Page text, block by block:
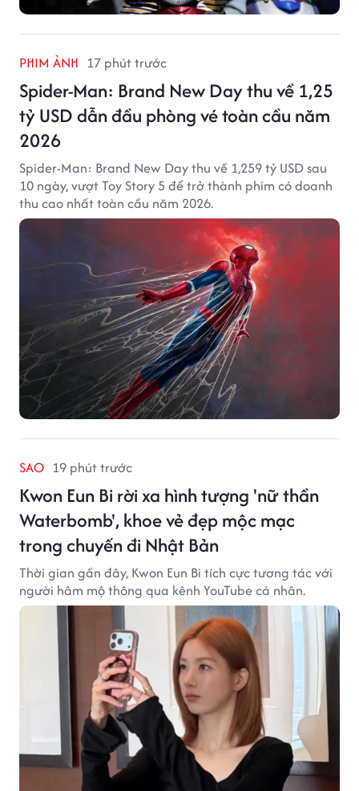
PHIM ẢNH 17 phút trước
Spider-Man: Brand New Day thu về 1,25
tỷ USD dẫn đầu phòng vé toàn cầu năm
2026
Spider-Man: Brand New Day thu về 1,259 tỷ USD sau
10 ngày, vượt Toy Story 5 để trở thành phim có doanh
thu cao nhất toàn cầu năm 2026.
SAO 19 phút trước
Kwon Eun Bi rời xa hình tượng 'nữ thần
Waterbomb', khoe vẻ đẹp mộc mạc
trong chuyến đi Nhật Bản
Thời gian gần đây, Kwon Eun Bi tích cực tương tác với
người hâm mộ thông qua kênh YouTube cá nhân.